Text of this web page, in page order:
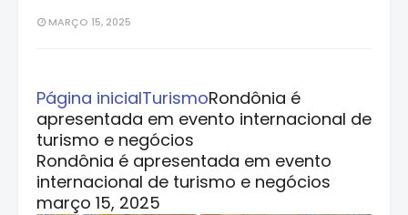
MARÇO 15, 2025
Página inicialTurismoRondônia é
apresentada em evento internacional de
turismo e negócios
Rondônia é apresentada em evento
internacional de turismo e negócios
março 15, 2025